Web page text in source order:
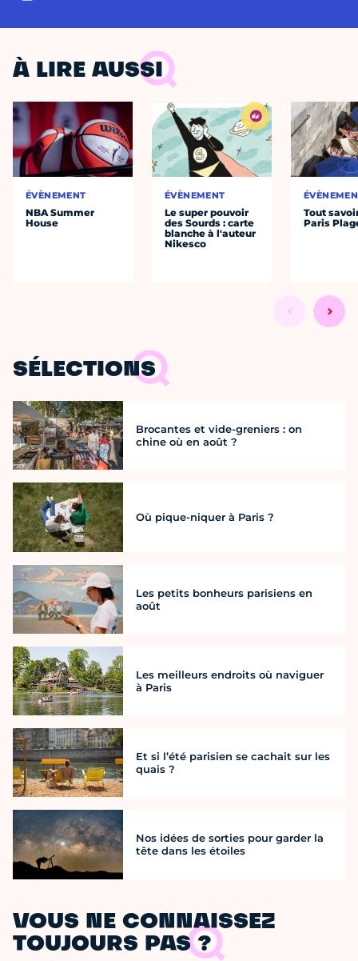
À LIRE AUSSI
ÉVÈNEMENT
NBA Summer
House
ÉVÈNEMENT
Le super pouvoir
des Sourds : carte
blanche à l'auteur
Nikesco
Tout
Paris
SÉLECTIONS
Brocantes et vide-greniers : on
chine où en août ?
Où pique-niquer à Paris ?
Les petits bonheurs parisiens en
août
Les meilleurs endroits où naviguer
à Paris
Et si l’été parisien se cachait sur les
quais ?
Nos idées de sorties pour garder la
tête dans les étoiles
VOUS NE CONNAISSEZ
TOUJOURS PAS ?